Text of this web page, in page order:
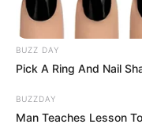
BUZZ DAY
Pick A Ring And Nail
BUZZDAY
Man Teaches Lesson